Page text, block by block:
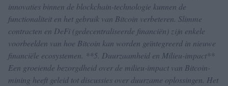
innovaties binnen de blockchain-technologie kunnen de
functionaliteit en het gebruik van Bitcoin verbeteren. Slimme
contracten en DeFi (gedecentraliseerde financiën) zijn enkele
voorbeelden van hoe Bitcoin kan worden geïntegreerd in nieuwe
financiële ecosystemen. **5. Duurzaamheid en Milieu-impact**
Een groeiende bezorgdheid over de milieu-impact van Bitcoin-
mining heeft geleid tot discussies over duurzame oplossingen. Het